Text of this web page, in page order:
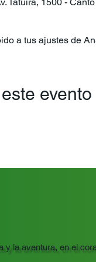
a tus ajustes de
evento
y la aventura, en el